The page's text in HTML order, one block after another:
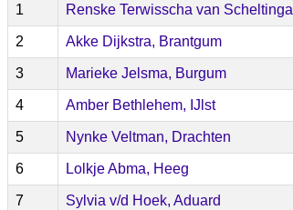
1 Renske Terwisscha van
2 Akke Dijkstra, Brantgum
3 Marieke Jelsma, Burgum
4 Amber Bethlehem, IJlst
5 Nynke Veltman, Drachten
6 Lolkje Abma, Heeg
7 Sylvia v/d Hoek, Aduard